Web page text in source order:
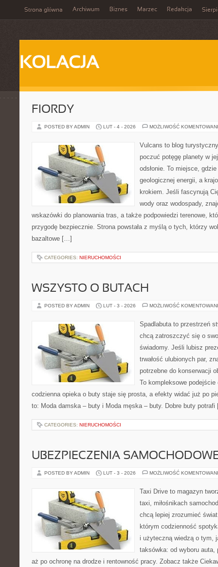
Strona główna Archiwum Biznes Marzec Redakcja
KOLACJA
FIORDY
POSTED BY ADMIN LUT - 4 - 2026 MOŻLIWOŚĆ
Vulcans to blog
poczuć potęgę planety w
odsłonie. To miejsce,
geologicznej energii, a
krokiem. Jeśli fascynują
wody oraz wodospady,
wskazówki do planowania tras, a także podpowiedzi terenowe,
przygodę bezpiecznie. Strona powstała z myślą o tych, którzy
bazaltowe […]
CATEGORIES: NIERUCHOMOŚCI
WSZYSTO O BUTACH
POSTED BY ADMIN LUT - 3 - 2026 MOŻLIWOŚĆ
Spadlabuta to przestrzeń
chcą zatroszczyć się o
świadomy. Jeśli lubisz
trwałość ulubionych par,
potrzebne do konserwacji
To kompleksowe
codzienna opieka o buty staje się prosta, a efekty widać już po
to: Moda damska – buty i Moda męska – buty. Dobre buty
CATEGORIES: NIERUCHOMOŚCI
UBEZPIECZENIA
POSTED BY ADMIN LUT - 3 - 2026 MOŻLIWOŚĆ
Taxi Drive to magazyn
taxi, miłośnikach
chcą lepiej zrozumieć
którym codzienność
i użyteczną wiedzą o tym,
taksówka: od wyboru
aż po ochronę na drodze i rentowność pracy. Zobacz także